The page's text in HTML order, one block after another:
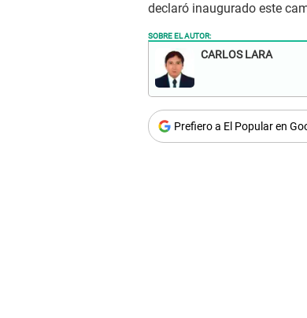
declaró inaugurado este
SOBRE EL AUTOR:
CARLOS LARA
Prefiero a El Popular en